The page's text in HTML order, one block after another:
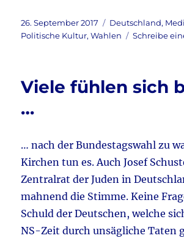
c
e
o
it
te
ai
l
le
n
Veröffentlicht
am
26. September 2017 Kategorien
Deutschland,
Politische Kultur,Wahlen Schreibe
Viele fühlen sich
…
… nach der Bundestagswahl zu
Kirchen tun es. Auch Josef
Zentralrat der Juden in
mahnend die Stimme. Keine
Schuld der Deutschen, welche
NS-Zeit durch unsägliche Taten